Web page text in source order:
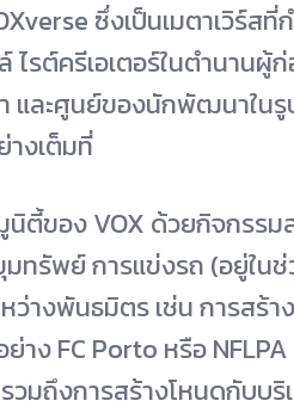
ซึ่งเป็นเมตาเวิร์สที่
ไรต์ครีเอเตอร์ในตำนานผู้ก่
และศูนย์ของนักพัฒนาในรู
างเต็มที่
ตี้ของ VOX ด้วยกิจกรรม
มทรัพย์ การแข่งรถ (อยู่ใน
ว่างพันธมิตร เช่น การสร้
าง FC Porto หรือ
วมถึงการสร้างโหนดกับบ